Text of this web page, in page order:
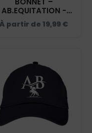
AB.EQUITATION -
NAVY - BF045
À partir de 19,99 €